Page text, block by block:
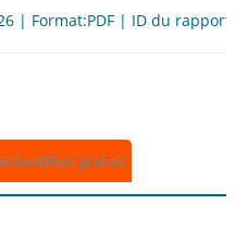
| Format:PDF | ID du
gratuit